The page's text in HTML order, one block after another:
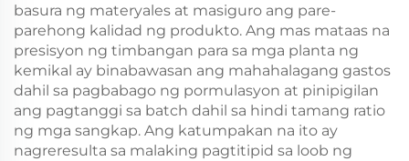
basura ng materyales at masiguro ang pare-
parehong kalidad ng produkto. Ang mas mataas na
presisyon ng timbangan para sa mga planta ng
kemikal ay binabawasan ang mahahalagang gastos
dahil sa pagbabago ng pormulasyon at pinipigilan
ang pagtanggi sa batch dahil sa hindi tamang ratio
ng mga sangkap. Ang katumpakan na ito ay
nagreresulta sa malaking pagtitipid sa loob ng